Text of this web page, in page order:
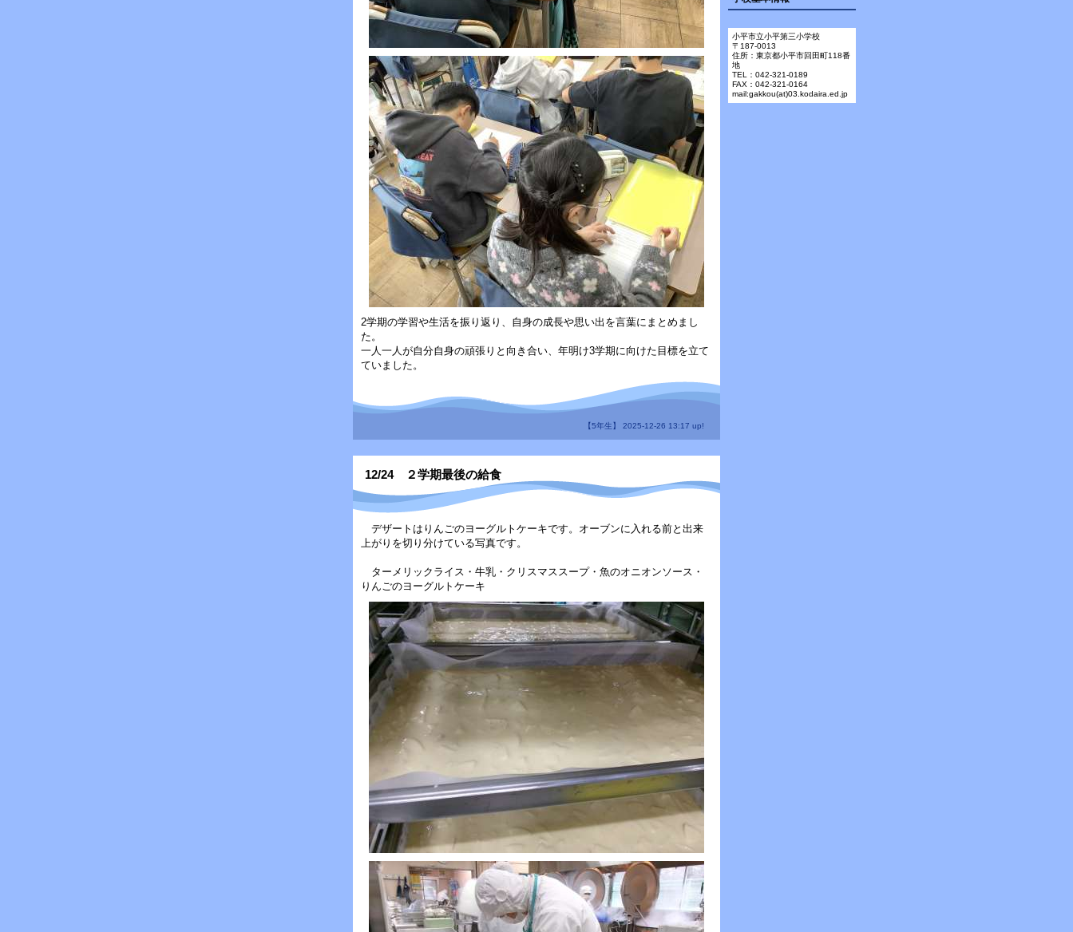
2学期の学習や生活を振り返り、自身の成長や思い出を言葉にまとめまし
た。
一人一人が自分自身の頑張りと向き合い、年明け3学期に向けた目標を立て
ていました。
【5年生】 2025-12-26 13:17 up!
12/24 ２学期最後の給食
デザートはりんごのヨーグルトケーキです。オーブンに入れる前と出来
上がりを切り分けている写真です。
ターメリックライス・牛乳・クリスマススープ・魚のオニオンソース・
りんごのヨーグルトケーキ
小平市立小平第三小学校
〒187-0013
住所：東京都小平市回田町118番
地
TEL：042-321-0189
FAX：042-321-0164
mail:gakkou(at)03.kodaira.ed.jp